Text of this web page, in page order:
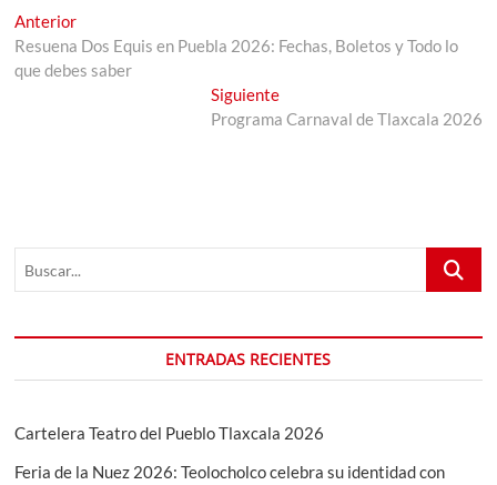
Navegación
de
AnteriorEntrada
anterior:
Resuena Dos Equis en Puebla 2026: Fechas, Boletos y Todo lo
que debes saber
SiguienteEntrada
siguiente:
Programa Carnaval de Tlaxcala 2026
Buscar...
ENTRADAS RECIENTES
Cartelera Teatro del Pueblo Tlaxcala 2026
Feria de la Nuez 2026: Teolocholco celebra su identidad con